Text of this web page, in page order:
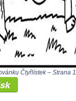
Čtyřlístek – Strana